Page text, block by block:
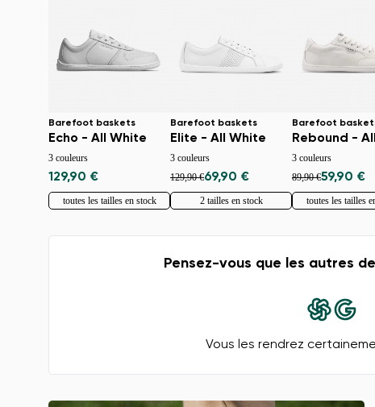
Barefoot baskets
Echo - All White
3 couleurs
129,90 €
toutes les tailles en stock
Barefoot baskets
Elite - All White
3 couleurs
129,90 €69,90 €
2 tailles en stock
Barefoot
3 couleurs
89,90 €59,90 €
toutes les tailles
Pensez-vous que les autres
Vous les rendrez